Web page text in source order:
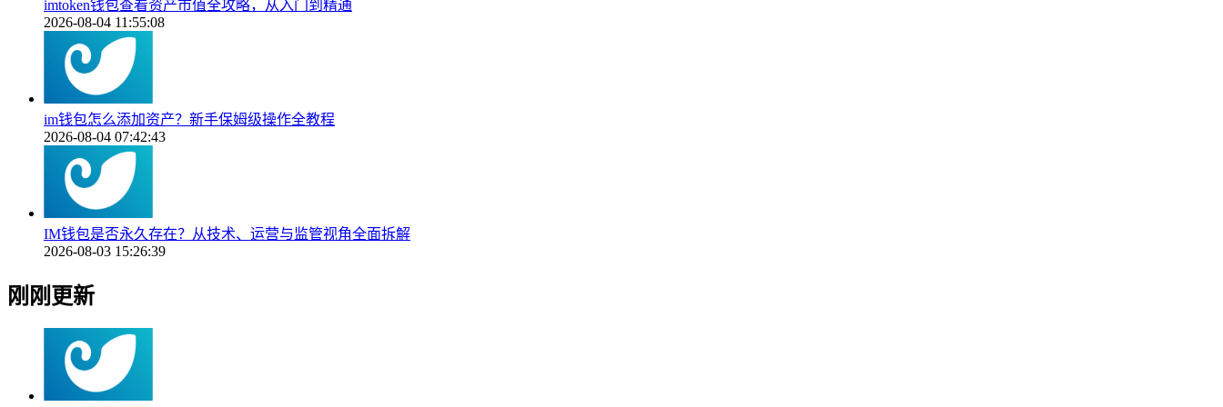
imtoken钱包查看资产市值全攻略，从入门到精通
2026-08-04 11:55:08
im钱包怎么添加资产？新手保姆级操作全教程
2026-08-04 07:42:43
IM钱包是否永久存在？从技术、运营与监管视角全面拆解
2026-08-03 15:26:39
刚刚更新